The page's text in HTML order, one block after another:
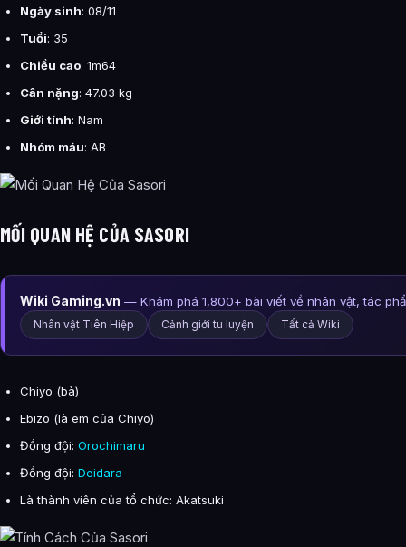
Ngày sinh: 08/11
Tuổi: 35
Chiều cao: 1m64
Cân nặng: 47.03 kg
Giới tính: Nam
Nhóm máu: AB
MỐI QUAN HỆ CỦA SASORI
Wiki Gaming.vn — Khám phá 1,800+ bài viết về nhân vật, tác
Nhân vật Tiên Hiệp Cảnh giới tu luyện Tất cả Wiki
Chiyo (bà)
Ebizo (là em của Chiyo)
Đồng đội: Orochimaru
Đồng đội: Deidara
Là thành viên của tổ chức: Akatsuki